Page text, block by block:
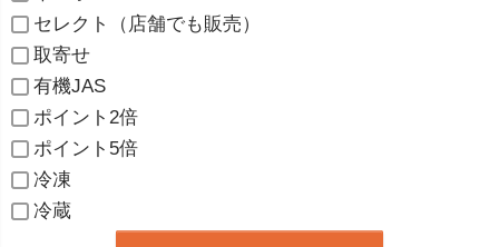
セレクト（店舗でも販売）
取寄せ
有機JAS
ポイント2倍
ポイント5倍
冷凍
冷蔵